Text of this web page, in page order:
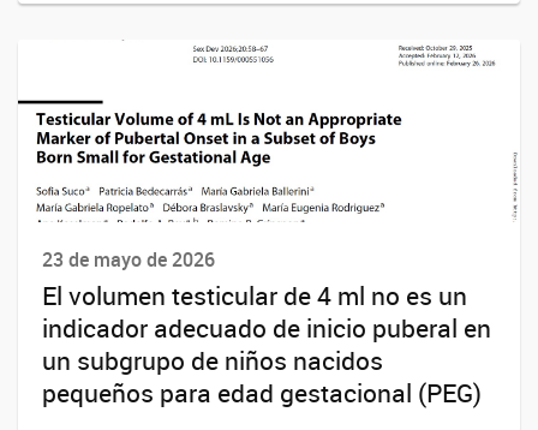
23 de mayo de 2026
El volumen testicular de 4 ml no es un
indicador adecuado de inicio puberal en
un subgrupo de niños nacidos
pequeños para edad gestacional (PEG)